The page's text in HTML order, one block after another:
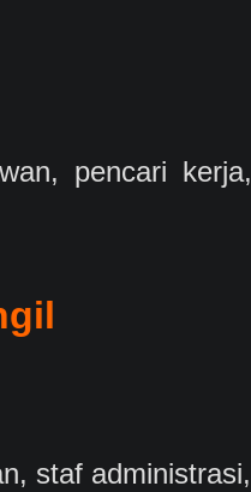
pencari kerja,
staf administrasi,